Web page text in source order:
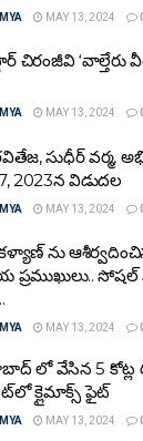
MAY 13, 2024
చిరంజీవి ‘వాల్తేరు
MAY 13, 2024
సుధీర్ వర్మ,
2023న విడుదల
MAY 13, 2024
ను
ప్రముఖులు..
MAY 13, 2024
లో వేసిన 5 కోట్ల
క్లైమాక్స్ ఫైట్
MAY 13, 2024